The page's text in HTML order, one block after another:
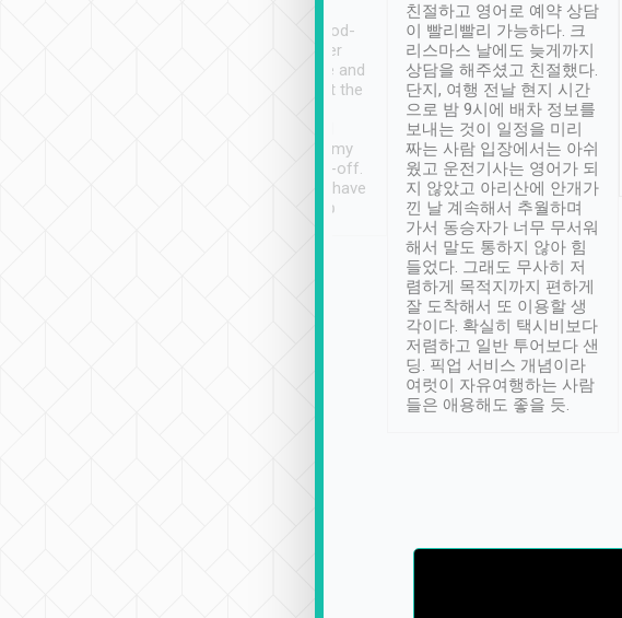
service, vehicles in good-
condition and the driver
service was awesome and
thoughtful. Driver went the
have safely arrived at my
destination after drop-off.
Definitely something I have
not seen elsewhere 👍
친절하고 영어로 예약 상담
이 빨리빨리 가능하다. 크
리스마스 날에도 늦게까지
상담을 해주셨고 친절했다.
단지, 여행 전날 현지 시간
으로 밤 9시에 배차 정보를
보내는 것이 일정을 미리
짜는 사람 입장에서는 아쉬
웠고 운전기사는 영어가 되
지 않았고 아리산에 안개가
낀 날 계속해서 추월하며
가서 동승자가 너무 무서워
해서 말도 통하지 않아 힘
들었다. 그래도 무사히 저
렴하게 목적지까지 편하게
잘 도착해서 또 이용할 생
각이다. 확실히 택시비보다
저렴하고 일반 투어보다 샌
딩. 픽업 서비스 개념이라
여럿이 자유여행하는 사람
들은 애용해도 좋을 듯.